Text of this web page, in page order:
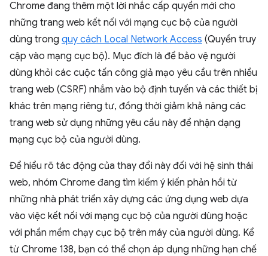
Chrome đang thêm một lời nhắc cấp quyền mới cho
những trang web kết nối với mạng cục bộ của người
dùng trong quy cách Local Network Access (Quyền truy
cập vào mạng cục bộ). Mục đích là để bảo vệ người
dùng khỏi các cuộc tấn công giả mạo yêu cầu trên nhiều
trang web (CSRF) nhắm vào bộ định tuyến và các thiết bị
khác trên mạng riêng tư, đồng thời giảm khả năng các
trang web sử dụng những yêu cầu này để nhận dạng
mạng cục bộ của người dùng.
Để hiểu rõ tác động của thay đổi này đối với hệ sinh thái
web, nhóm Chrome đang tìm kiếm ý kiến phản hồi từ
những nhà phát triển xây dựng các ứng dụng web dựa
vào việc kết nối với mạng cục bộ của người dùng hoặc
với phần mềm chạy cục bộ trên máy của người dùng. Kể
từ Chrome 138, bạn có thể chọn áp dụng những hạn chế